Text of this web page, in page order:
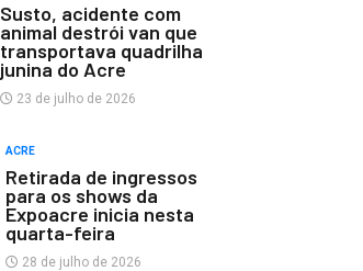
Susto, acidente com
animal destrói van que
transportava quadrilha
junina do Acre
23 de julho de 2026
ACRE
Retirada de ingressos
para os shows da
Expoacre inicia nesta
quarta-feira
28 de julho de 2026